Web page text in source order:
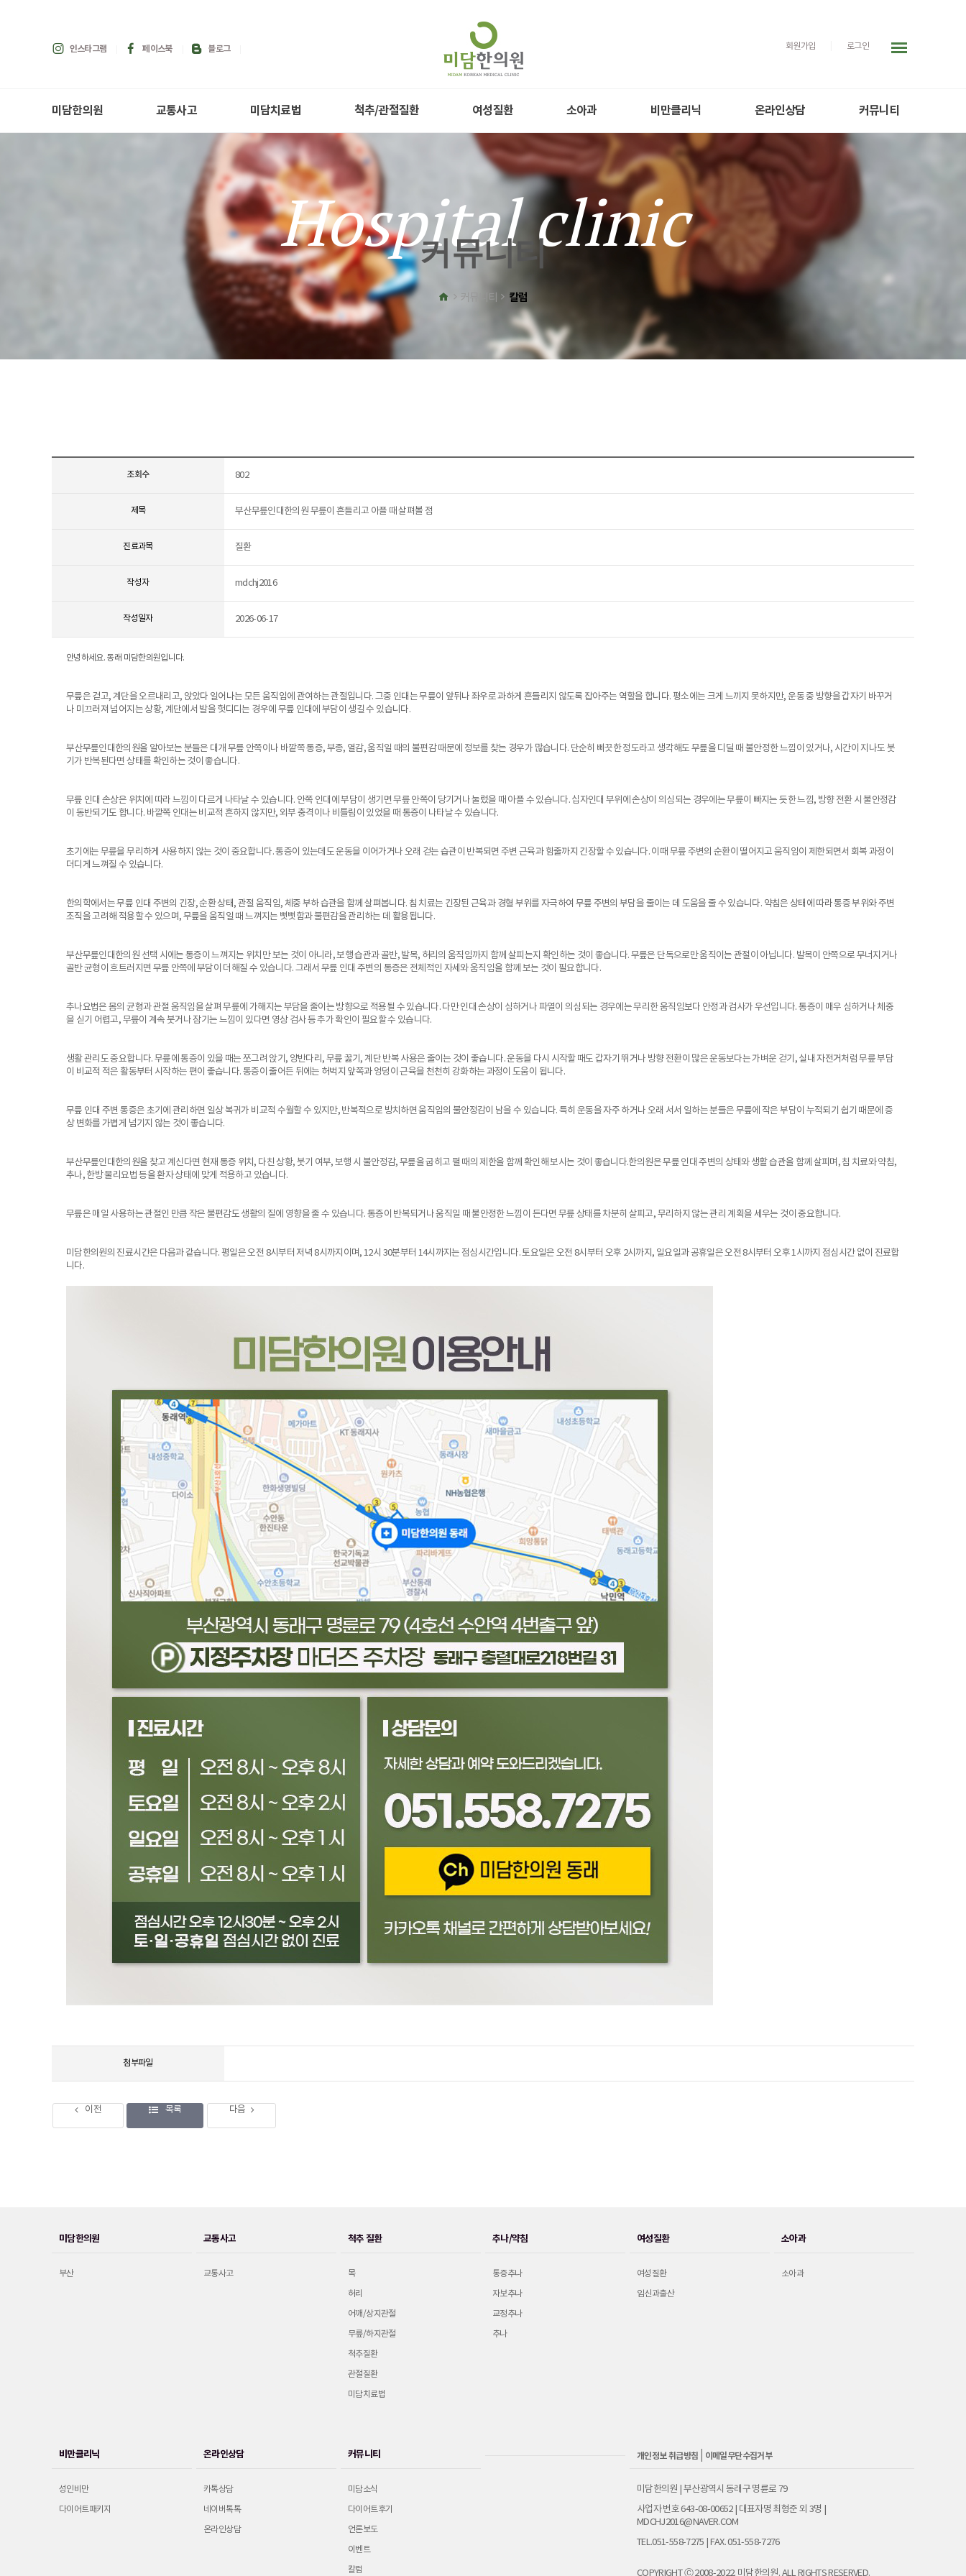
인스타그램 페이스북 블로그 회원가입 로그인
미담한의원 교통사고 미담치료법 척추/관절질환 여성질환 소아과 비만클리닉 온라인상담 커뮤니티
Hospital clinic
커뮤니티
커뮤니티 칼럼
조회수 802
제목 부산무릎인대한의원 무릎이 흔들리고 아플 때 살펴볼 점
진료과목 질환
작성자 mdchj2016
작성일자 2026-06-17
안녕하세요. 동래 미담한의원입니다.
무릎은 걷고, 계단을 오르내리고, 앉았다 일어나는 모든 움직임에 관여하는 관절입니다. 그중 인대는 무릎이 앞뒤나 좌우로 과하게 흔들리지 않도록 잡아주는 역할을 합니다. 평소에는 크게 느끼지 못하지만, 운동 중 방향을 갑자기 바꾸거
나 미끄러져 넘어지는 상황, 계단에서 발을 헛디디는 경우에 무릎 인대에 부담이 생길 수 있습니다.
부산무릎인대한의원을 알아보는 분들은 대개 무릎 안쪽이나 바깥쪽 통증, 부종, 열감, 움직일 때의 불편감 때문에 정보를 찾는 경우가 많습니다. 단순히 삐끗한 정도라고 생각해도 무릎을 디딜 때 불안정한 느낌이 있거나, 시간이 지나도 붓
기가 반복된다면 상태를 확인하는 것이 좋습니다.
무릎 인대 손상은 위치에 따라 느낌이 다르게 나타날 수 있습니다. 안쪽 인대에 부담이 생기면 무릎 안쪽이 당기거나 눌렀을 때 아플 수 있습니다. 십자인대 부위에 손상이 의심되는 경우에는 무릎이 빠지는 듯한 느낌, 방향 전환 시 불안정감
이 동반되기도 합니다. 바깥쪽 인대는 비교적 흔하지 않지만, 외부 충격이나 비틀림이 있었을 때 통증이 나타날 수 있습니다.
초기에는 무릎을 무리하게 사용하지 않는 것이 중요합니다. 통증이 있는데도 운동을 이어가거나 오래 걷는 습관이 반복되면 주변 근육과 힘줄까지 긴장할 수 있습니다. 이때 무릎 주변의 순환이 떨어지고 움직임이 제한되면서 회복 과정이
더디게 느껴질 수 있습니다.
한의학에서는 무릎 인대 주변의 긴장, 순환 상태, 관절 움직임, 체중 부하 습관을 함께 살펴봅니다. 침 치료는 긴장된 근육과 경혈 부위를 자극하여 무릎 주변의 부담을 줄이는 데 도움을 줄 수 있습니다. 약침은 상태에 따라 통증 부위와 주변
조직을 고려해 적용할 수 있으며, 무릎을 움직일 때 느껴지는 뻣뻣함과 불편감을 관리하는 데 활용됩니다.
부산무릎인대한의원 선택 시에는 통증이 느껴지는 위치만 보는 것이 아니라, 보행 습관과 골반, 발목, 허리의 움직임까지 함께 살피는지 확인하는 것이 좋습니다. 무릎은 단독으로만 움직이는 관절이 아닙니다. 발목이 안쪽으로 무너지거나
골반 균형이 흐트러지면 무릎 안쪽에 부담이 더해질 수 있습니다. 그래서 무릎 인대 주변의 통증은 전체적인 자세와 움직임을 함께 보는 것이 필요합니다.
추나요법은 몸의 균형과 관절 움직임을 살펴 무릎에 가해지는 부담을 줄이는 방향으로 적용될 수 있습니다. 다만 인대 손상이 심하거나 파열이 의심되는 경우에는 무리한 움직임보다 안정과 검사가 우선입니다. 통증이 매우 심하거나 체중
을 싣기 어렵고, 무릎이 계속 붓거나 잠기는 느낌이 있다면 영상 검사 등 추가 확인이 필요할 수 있습니다.
생활 관리도 중요합니다. 무릎에 통증이 있을 때는 쪼그려 앉기, 양반다리, 무릎 꿇기, 계단 반복 사용은 줄이는 것이 좋습니다. 운동을 다시 시작할 때도 갑자기 뛰거나 방향 전환이 많은 운동보다는 가벼운 걷기, 실내 자전거처럼 무릎 부담
이 비교적 적은 활동부터 시작하는 편이 좋습니다. 통증이 줄어든 뒤에는 허벅지 앞쪽과 엉덩이 근육을 천천히 강화하는 과정이 도움이 됩니다.
무릎 인대 주변 통증은 초기에 관리하면 일상 복귀가 비교적 수월할 수 있지만, 반복적으로 방치하면 움직임의 불안정감이 남을 수 있습니다. 특히 운동을 자주 하거나 오래 서서 일하는 분들은 무릎에 작은 부담이 누적되기 쉽기 때문에 증
상 변화를 가볍게 넘기지 않는 것이 좋습니다.
부산무릎인대한의원을 찾고 계신다면 현재 통증 위치, 다친 상황, 붓기 여부, 보행 시 불안정감, 무릎을 굽히고 펼 때의 제한을 함께 확인해 보시는 것이 좋습니다.한의원은 무릎 인대 주변의 상태와 생활 습관을 함께 살피며, 침 치료와 약침,
추나, 한방 물리요법 등을 환자 상태에 맞게 적용하고 있습니다.
무릎은 매일 사용하는 관절인 만큼 작은 불편감도 생활의 질에 영향을 줄 수 있습니다. 통증이 반복되거나 움직일 때 불안정한 느낌이 든다면 무릎 상태를 차분히 살피고, 무리하지 않는 관리 계획을 세우는 것이 중요합니다.
미담한의원의 진료시간은 다음과 같습니다. 평일은 오전 8시부터 저녁 8시까지이며, 12시 30분부터 14시까지는 점심시간입니다. 토요일은 오전 8시부터 오후 2시까지, 일요일과 공휴일은 오전 8시부터 오후 1시까지 점심시간 없이 진료합
니다.
첨부파일
이전 목록 다음
미담한의원
부산
교통사고
교통사고
척추 질환
목
허리
어깨/상지관절
무릎/하지관절
척추질환
관절질환
미담치료법
추나/약침
통증추나
자보추나
교정추나
추나
여성질환
여성질환
임신과출산
소아과
소아과
비만클리닉
성인비만
다이어트패키지
온라인상담
카톡상담
네이버톡톡
온라인상담
커뮤니티
미담소식
다이어트후기
언론보도
이벤트
칼럼
개인정보 취급방침 이메일무단수집거부
미담한의원 | 부산광역시 동래구 명륜로 79
사업자 번호 643-08-00652 | 대표자명 최형준 외 3명 |
MDCHJ2016@NAVER.COM
TEL.051-558-7275 | FAX. 051-558-7276
COPYRIGHT Ⓒ 2008-2022. 미담한의원. ALL RIGHTS RESERVED.